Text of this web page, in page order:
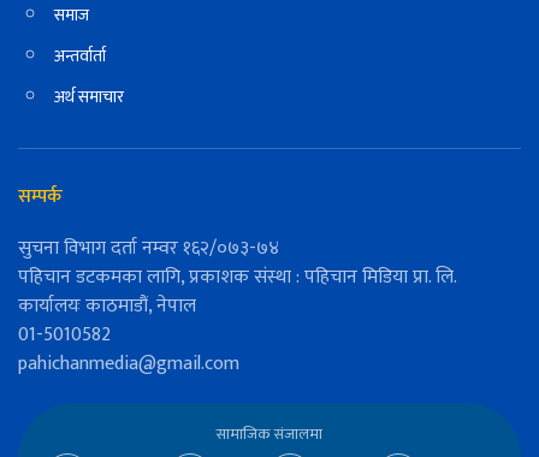
समाज
अन्तर्वार्ता
अर्थ समाचार
सम्पर्क
सुचना विभाग दर्ता नम्वर १६२/०७३-७४
पहिचान डटकमका लागि, प्रकाशक संस्था : पहिचान मिडिया प्रा. लि.
कार्यालयः काठमाडौं, नेपाल
01-5010582
pahichanmedia@gmail.com
सामाजिक संजालमा